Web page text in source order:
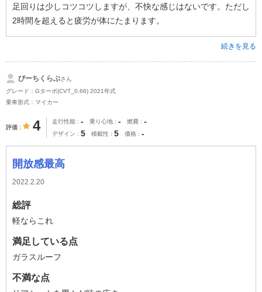
足回りは少しコツコツしますが、不快な感じはないです。ただし
2時間を超えると疲労が体にたまります。
続きを見る
びーちくらぶさん
グレード：Gターボ(CVT_0.66) 2021年式
乗車形式：マイカー
評価 4 走行性能 - 乗り心地 - 燃費 -
デザイン 5 積載性 5 価格 -
開放感最高
2022.2.20
総評
軽ならこれ
満足している点
ガラスルーフ
不満な点